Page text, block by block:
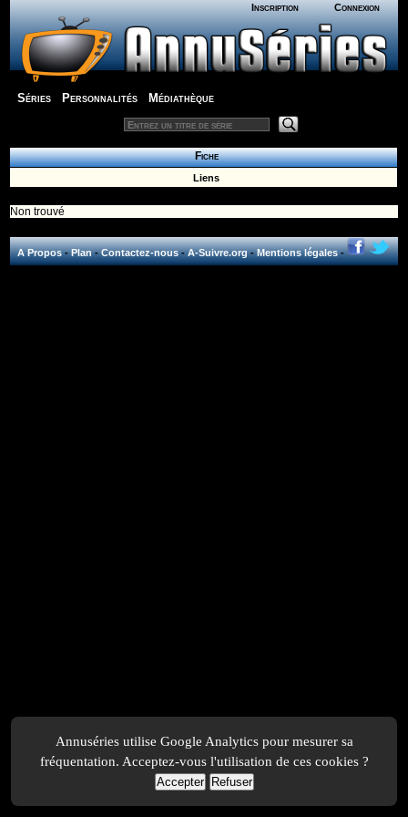
Inscription Connexion
Séries Personnalités Médiathèque
Fiche
Liens
Non trouvé
A Propos-Plan-Contactez-nous-A-Suivre.org-Mentions légales-
Annuséries utilise Google Analytics pour mesurer sa
fréquentation. Acceptez-vous l'utilisation de ces cookies ?
Accepter Refuser